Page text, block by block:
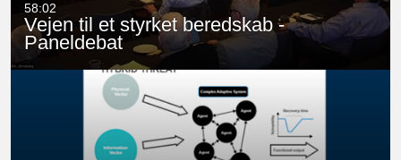
58:02
Vejen til et styrket beredskab -
Paneldebat